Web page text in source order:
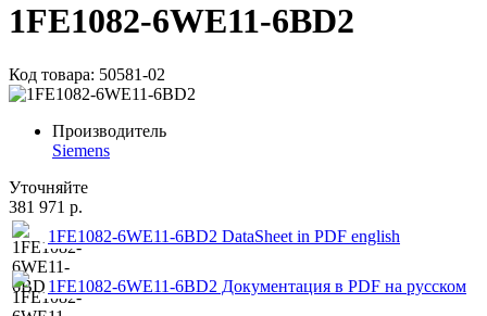
1FE1082-6WE11-6BD2
Код товара: 50581-02
Производитель
Siemens
Уточняйте
381 971 р.
1FE1082-6WE11-6BD2 DataSheet in PDF english
1FE1082-6WE11-6BD2 Документация в PDF на русском